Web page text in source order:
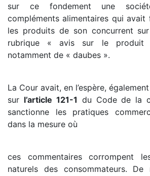
sur ce fondement une
compléments alimentaires qui
les produits de son concurrent
rubrique « avis sur le produit
notamment de « daubes ».
La Cour avait, en l’espère,
sur l’article 121-1 du Code de la
sanctionne les pratiques
dans la mesure où
ces commentaires corrompent
naturels des consommateurs. De